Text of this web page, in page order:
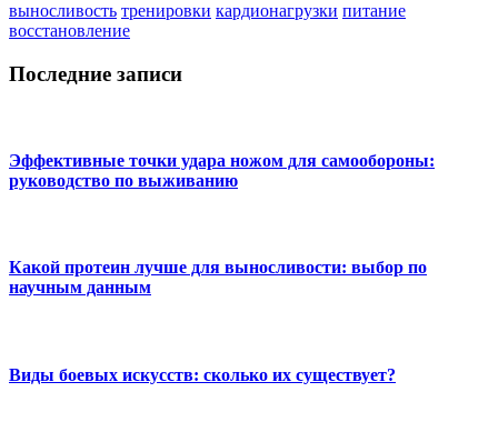
выносливость тренировки кардионагрузки питание
восстановление
Последние записи
Эффективные точки удара ножом для самообороны:
руководство по выживанию
Какой протеин лучше для выносливости: выбор по
научным данным
Виды боевых искусств: сколько их существует?